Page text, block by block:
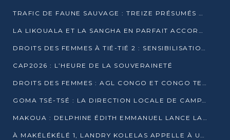
TRAFIC DE FAUNE SAUVAGE : TREIZE PRÉSUMÉS TRAFIQUANTS INTERPELLÉS AU CONGO EN 2025
LA LIKOUALA ET LA SANGHA EN PARFAIT ACCORD AVEC LE PROJET DE SOCIÉTÉ DU CANDIDAT DENIS SASSOU-N’GUESSO
DROITS DES FEMMES À TIÉ-TIÉ 2 : SENSIBILISATION ET PÉDAGOGIE SUR LE DROIT DE VOTE
CAP2026 : L’HEURE DE LA SOUVERAINETÉ
DROITS DES FEMMES : AGL CONGO ET CONGO TERMINAL METTENT EN AVANT LE LEADERSHIP FÉMININ
GOMA TSÉ-TSÉ : LA DIRECTION LOCALE DE CAMPAGNE INTENSIFIE LA SENSIBILISATION DANS LES VILLAGES
MAKOUA : DELPHINE ÉDITH EMMANUEL LANCE LA CAMPAGNE POUR DENIS SASSOU-N’GUESSO
À MAKÉLÉKÉLÉ 1, LANDRY KOLELAS APPELLE À UNE MOBILISATION MASSIVE EN FAVEUR DE DENIS SASSOU-N’GUESSO